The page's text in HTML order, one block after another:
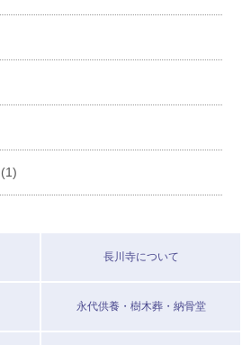
(1)
長川寺について
永代供養・樹木葬・納骨堂